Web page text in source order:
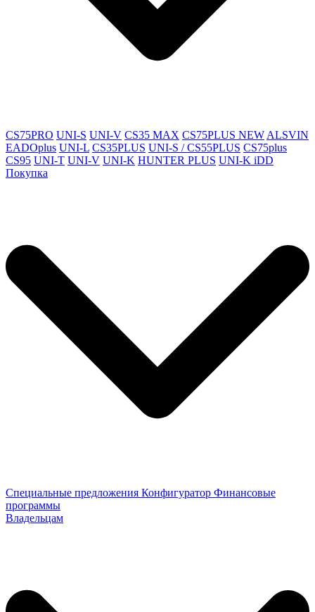
CS75PRO UNI-S UNI-V CS35 MAX CS75PLUS NEW ALSVIN
EADOplus UNI-L CS35PLUS UNI-S / CS55PLUS CS75plus
CS95 UNI-T UNI-V UNI-K HUNTER PLUS UNI-K iDD
Покупка
Специальные предложения Конфигуратор Финансовые
программы
Владельцам